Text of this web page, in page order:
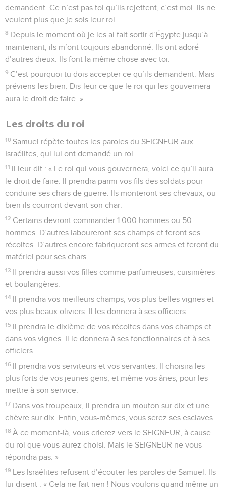
demandent. Ce n’est pas toi qu’ils rejettent, c’est moi. Ils ne
veulent plus que je sois leur roi.
8 Depuis le moment où je les ai fait sortir d’Égypte jusqu’à
maintenant, ils m’ont toujours abandonné. Ils ont adoré
d’autres dieux. Ils font la même chose avec toi.
9 C’est pourquoi tu dois accepter ce qu’ils demandent. Mais
préviens-les bien. Dis-leur ce que le roi qui les gouvernera
aura le droit de faire. »
Les droits du roi
10 Samuel répète toutes les paroles du SEIGNEUR aux
Israélites, qui lui ont demandé un roi.
11 Il leur dit : « Le roi qui vous gouvernera, voici ce qu’il aura
le droit de faire. Il prendra parmi vos fils des soldats pour
conduire ses chars de guerre. Ils monteront ses chevaux, ou
bien ils courront devant son char.
12 Certains devront commander 1 000 hommes ou 50
hommes. D’autres laboureront ses champs et feront ses
récoltes. D’autres encore fabriqueront ses armes et feront du
matériel pour ses chars.
13 Il prendra aussi vos filles comme parfumeuses, cuisinières
et boulangères.
14 Il prendra vos meilleurs champs, vos plus belles vignes et
vos plus beaux oliviers. Il les donnera à ses officiers.
15 Il prendra le dixième de vos récoltes dans vos champs et
dans vos vignes. Il le donnera à ses fonctionnaires et à ses
officiers.
16 Il prendra vos serviteurs et vos servantes. Il choisira les
plus forts de vos jeunes gens, et même vos ânes, pour les
mettre à son service.
17 Dans vos troupeaux, il prendra un mouton sur dix et une
chèvre sur dix. Enfin, vous-mêmes, vous serez ses esclaves.
18 À ce moment-là, vous crierez vers le SEIGNEUR, à cause
du roi que vous aurez choisi. Mais le SEIGNEUR ne vous
répondra pas. »
19 Les Israélites refusent d’écouter les paroles de Samuel. Ils
lui disent : « Cela ne fait rien ! Nous voulons quand même un